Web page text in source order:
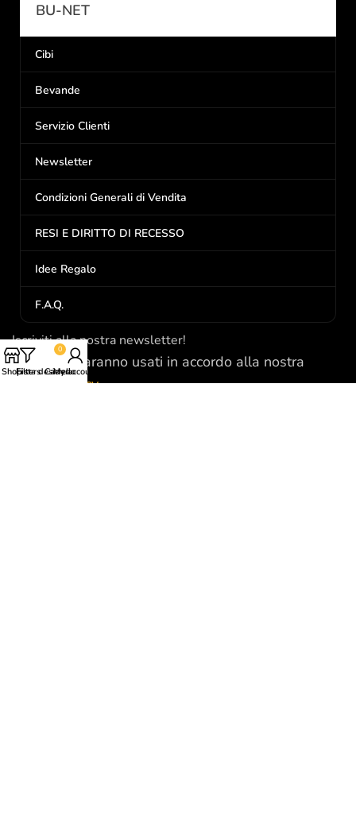
BU-NET
Cibi
Bevande
Servizio Clienti
Newsletter
Condizioni Generali di Vendita
RESI E DIRITTO DI RECESSO
Idee Regalo
F.A.Q.
Iscriviti alla nostra newsletter!
I tuoi dati saranno usati in accordo alla nostra
Privacy Policy
ShopFilters
Lista desideri
0
Carrello
My account